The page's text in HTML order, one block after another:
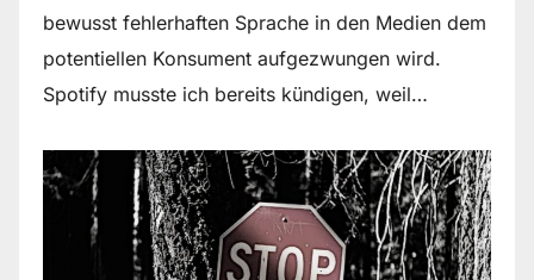
bewusst fehlerhaften Sprache in den Medien dem
potentiellen Konsument aufgezwungen wird.
Spotify musste ich bereits kündigen, weil…